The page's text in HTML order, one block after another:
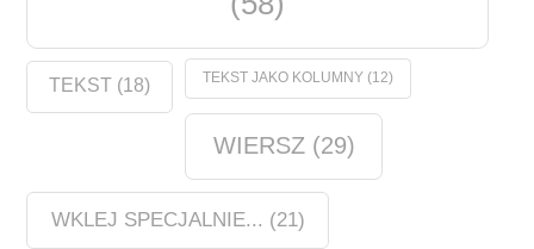
TEKST (18) TEKST JAKO KOLUMNY(12)
WIERSZ(29)
WKLEJ SPECJALNIE... (21)